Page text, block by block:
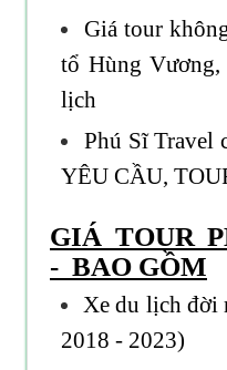
Giá tour
tổ Hùng
lịch
Phú Sĩ Travel
YÊU CẦU,
GIÁ TOUR
- BAO GỒM
Xe du lịch đời
2018 - 2023)